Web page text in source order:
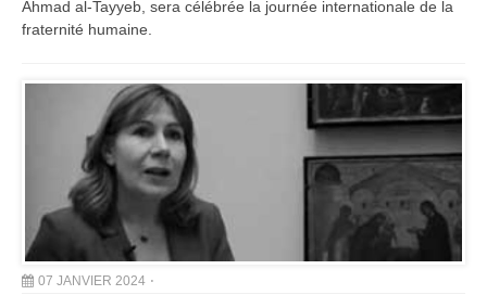
Ahmad al-Tayyeb, sera célébrée la journée internationale de la
fraternité humaine.
07 JANVIER 2024